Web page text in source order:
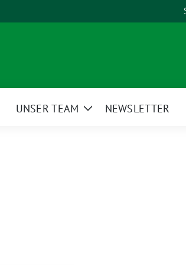
UNSER TEAM
ZeigeNEWSLETTER